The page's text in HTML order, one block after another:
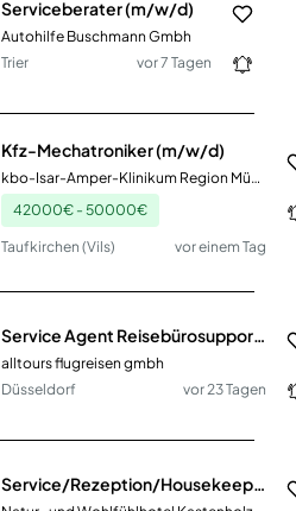
Serviceberater (m/w/d)
Autohilfe Buschmann Gmbh
Trier
vor 7 Tagen
Kfz-Mechatroniker (m/w/d)
kbo-Isar-Amper-Klinikum Region München
42000€ - 50000€
Taufkirchen (Vils) vor einem Tag
Service Agent Reisebürosupport (m/w/d)
alltours flugreisen gmbh
Düsseldorf
vor 23 Tagen
Service/Rezeption/Housekeeping (m/w/d)